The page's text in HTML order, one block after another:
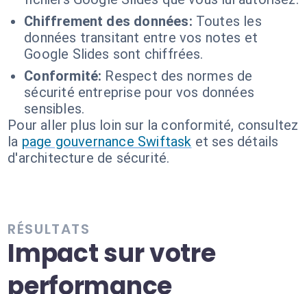
Chiffrement des données: Toutes les
données transitant entre vos notes et
Google Slides sont chiffrées.
Conformité: Respect des normes de
sécurité entreprise pour vos données
sensibles.
Pour aller plus loin sur la conformité, consultez
la page gouvernance Swiftask et ses détails
d'architecture de sécurité.
RÉSULTATS
Impact sur votre
performance